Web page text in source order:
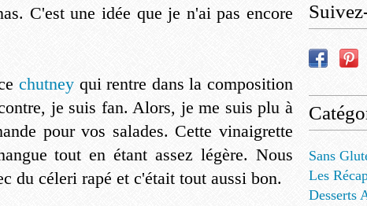
C'est une idée que je n'ai pas encore
chutney qui rentre dans la composition
je suis fan. Alors, je me suis plu à
pour vos salades. Cette vinaigrette
tout en étant assez légère. Nous
du céleri rapé et c'était tout aussi bon.
Sans
Les
Desserts